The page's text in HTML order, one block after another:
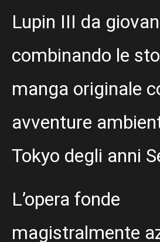
Lupin III da
combinando le
manga originale
avventure
Tokyo degli anni
L’opera fonde
magistralmente